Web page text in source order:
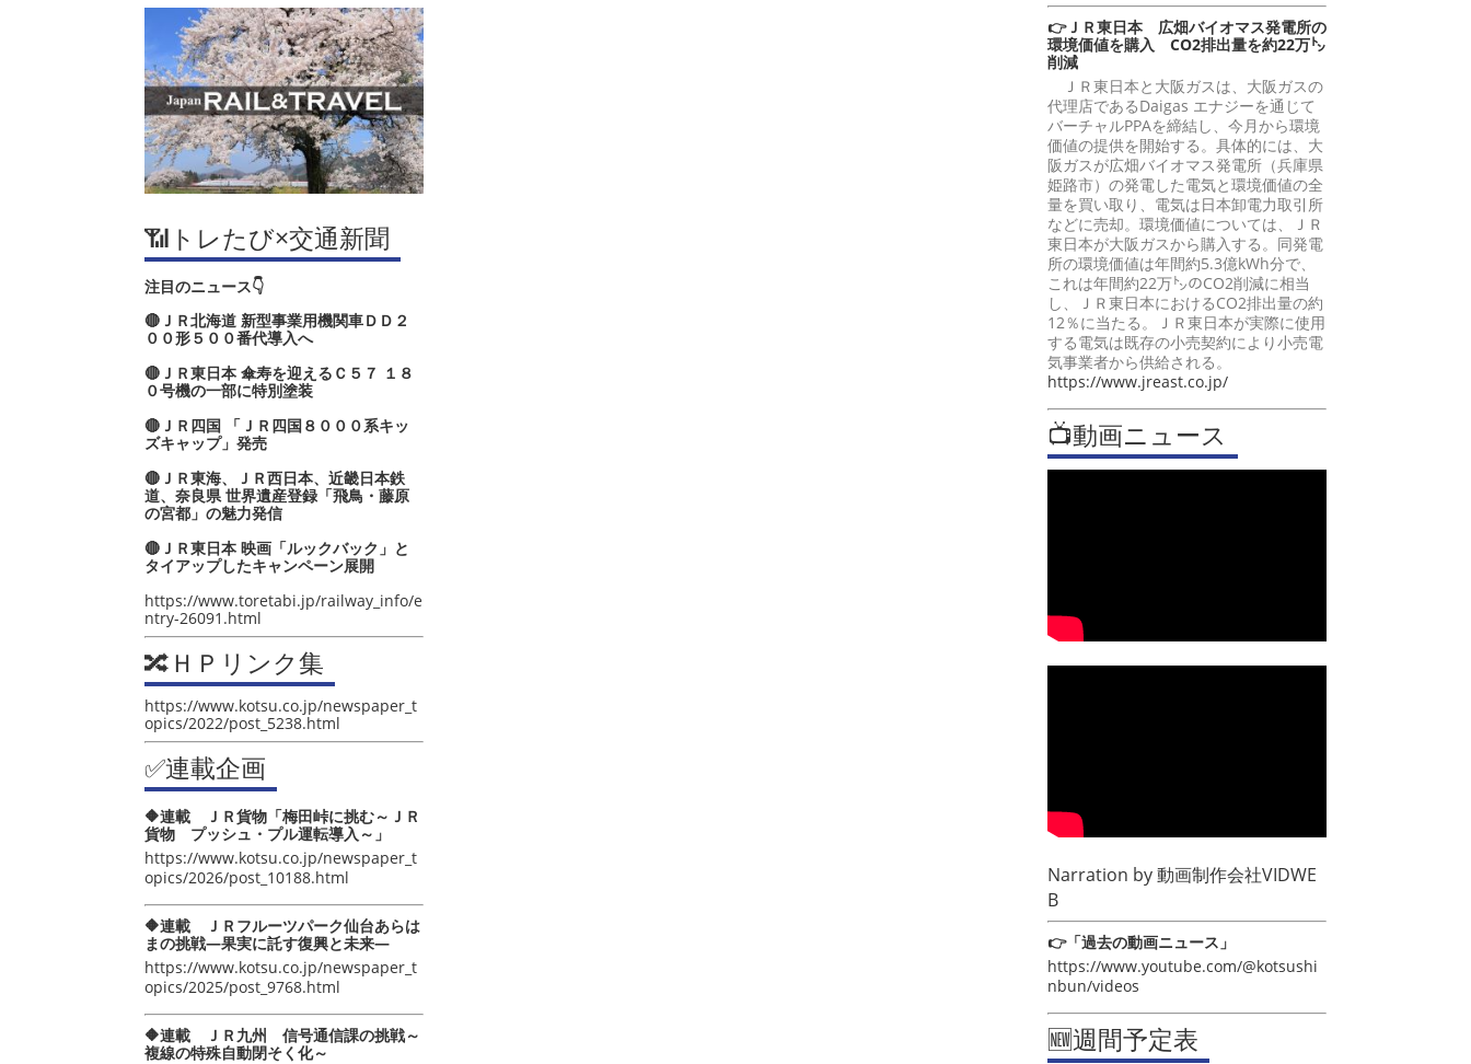
📶トレたび×交通新聞
注目のニュース👇
🔴ＪＲ北海道 新型事業用機関車ＤＤ２
００形５００番代導入へ
🔴ＪＲ東日本 傘寿を迎えるＣ５７ １８
０号機の一部に特別塗装
🔴ＪＲ四国 「ＪＲ四国８０００系キッ
ズキャップ」発売
🔴ＪＲ東海、ＪＲ西日本、近畿日本鉄
道、奈良県 世界遺産登録「飛鳥・藤原
の宮都」の魅力発信
🔴ＪＲ東日本 映画「ルックバック」と
タイアップしたキャンペーン展開
https://www.toretabi.jp/railway_info/e
ntry-26091.html
🔀ＨＰリンク集
https://www.kotsu.co.jp/newspaper_t
opics/2022/post_5238.html
✅連載企画
🔶連載 ＪＲ貨物「梅田峠に挑む～ＪＲ
貨物 プッシュ・プル運転導入～」
https://www.kotsu.co.jp/newspaper_t
opics/2026/post_10188.html
🔶連載 ＪＲフルーツパーク仙台あらは
まの挑戦―果実に託す復興と未来―
https://www.kotsu.co.jp/newspaper_t
opics/2025/post_9768.html
🔶連載 ＪＲ九州 信号通信課の挑戦～
複線の特殊自動閉そく化～
👉ＪＲ東日本 広畑バイオマス発電所の
環境価値を購入 CO2排出量を約22万㌧
削減
ＪＲ東日本と大阪ガスは、大阪ガスの
代理店であるDaigas エナジーを通じて
バーチャルPPAを締結し、今月から環境
価値の提供を開始する。具体的には、大
阪ガスが広畑バイオマス発電所（兵庫県
姫路市）の発電した電気と環境価値の全
量を買い取り、電気は日本卸電力取引所
などに売却。環境価値については、ＪＲ
東日本が大阪ガスから購入する。同発電
所の環境価値は年間約5.3億kWh分で、
これは年間約22万㌧のCO2削減に相当
し、ＪＲ東日本におけるCO2排出量の約
12％に当たる。ＪＲ東日本が実際に使用
する電気は既存の小売契約により小売電
気事業者から供給される。
https://www.jreast.co.jp/
📺動画ニュース
Narration by動画制作会社VIDWE
B
👉「過去の動画ニュース」
https://www.youtube.com/@kotsushi
nbun/videos
🆕週間予定表